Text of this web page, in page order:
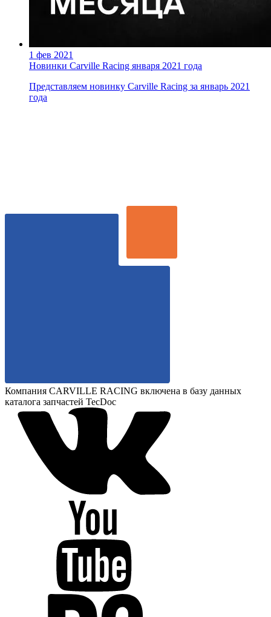
1 фев 2021
Новинки Carville Racing января 2021 года
Представляем новинку Carville Racing за январь 2021
года
Компания CARVILLE RACING включена в базу данных
каталога запчастей TecDoc